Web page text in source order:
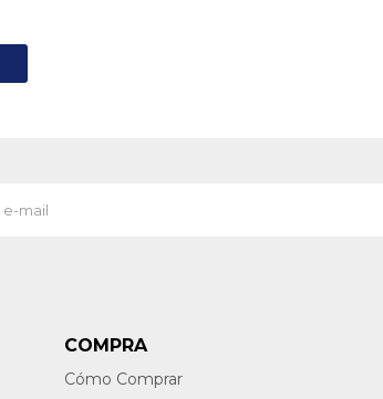
COMPRA
Cómo Comprar